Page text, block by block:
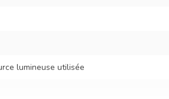
lumineuse utilisée